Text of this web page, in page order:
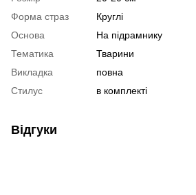
Форма страз
Круглі
Основа
На підрамнику
Тематика
Тварини
Викладка
повна
Стилус
в комплекті
Відгуки